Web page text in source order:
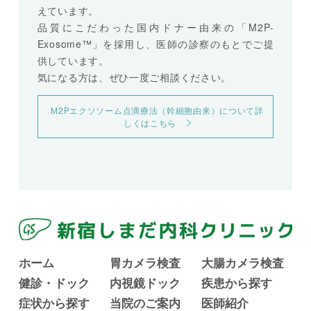
えています。
品質にこだわった国内ドナー由来の「M2P-
Exosome™」を採用し、医師の診察のもとでご提
供しています。
気になる方は、ぜひ一度ご相談ください。
M2Pエクソソーム点滴療法（幹細胞由来）について詳
しくはこちら
ホーム 胃カメラ検査
大腸カメラ検査
健診・ドック
内視鏡ドック
疾患から探す
症状から探す
当院のご案内 医師紹介